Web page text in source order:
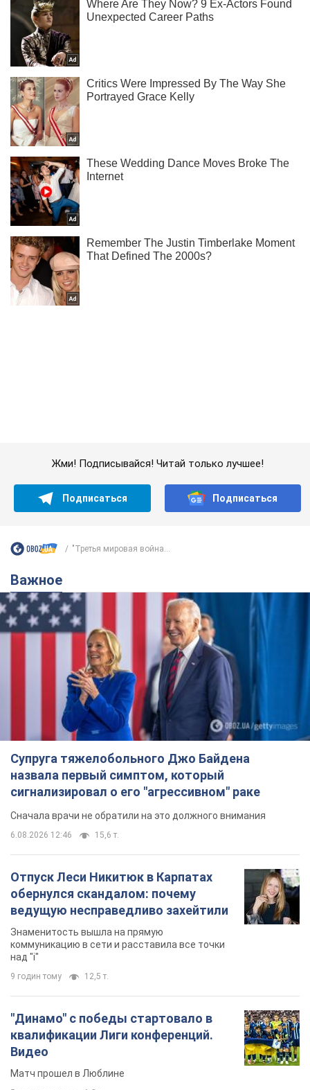
Супруга тяжелобольного Джо Байдена
назвала первый симптом, который
сигнализировал о его "агрессивном" раке
Сначала врачи не обратили на это должного внимания
6.08.2026 12:46 15,6 т.
Отпуск Леси Никитюк в Карпатах
обернулся скандалом: почему
ведущую несправедливо захейтили
Знаменитость вышла на прямую
над "i"
9 годин тому 12,5 т.
"Динамо" с победы стартовало в
квалификации Лиги конференций.
Видео
Матч прошел в Люблине
5 годин тому